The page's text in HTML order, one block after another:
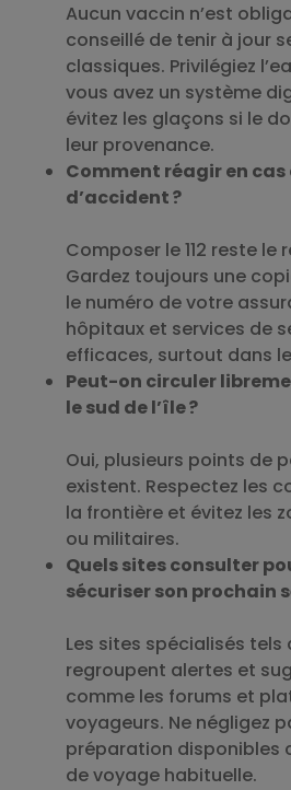
Aucun vaccin n’est
conseillé de tenir à jour
classiques. Privilégiez
vous avez un système
évitez les glaçons si le
leur provenance.
Comment réagir en cas
d’accident ?
Composer le 112 reste le
Gardez toujours une
le numéro de votre
hôpitaux et services de
efficaces, surtout dans
Peut-on circuler
le sud de l’île ?
Oui, plusieurs points de
existent. Respectez les
la frontière et évitez les
ou militaires.
Quels sites consulter
sécuriser son prochain
Les sites spécialisés tels
regroupent alertes et
comme les forums et
voyageurs. Ne négligez
préparation disponibles
de voyage habituelle.